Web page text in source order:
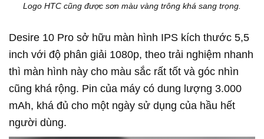
Logo HTC cũng được sơn màu vàng trông khá sang trọng.
Desire 10 Pro sở hữu màn hình IPS kích thước 5,5
inch với độ phân giải 1080p, theo trải nghiệm nhanh
thì màn hình này cho màu sắc rất tốt và góc nhìn
cũng khá rộng. Pin của máy có dung lượng 3.000
mAh, khá đủ cho một ngày sử dụng của hầu hết
người dùng.